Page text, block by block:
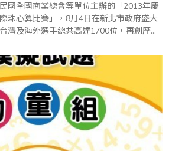
國全國商業總會等單位主辦的「2013年慶
珠心算比賽」，8月4日在新北市政府盛大
灣及海外選手總共高達1700位，再創歷年
重要；而全球學習珠心算的風氣越來越